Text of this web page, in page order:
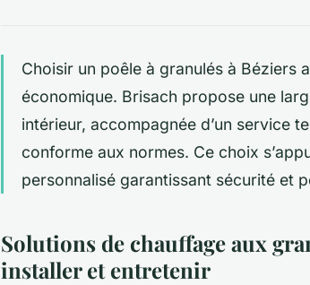
Choisir un poêle à granulés à Béziers
économique. Brisach propose une
intérieur, accompagnée d’un service
conforme aux normes. Ce choix
personnalisé garantissant sécurité et
Solutions de chauffage aux
installer et entretenir